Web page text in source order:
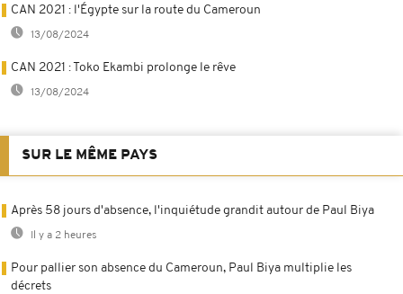
CAN 2021 : l'Égypte sur la route du Cameroun
13/08/2024
CAN 2021 : Toko Ekambi prolonge le rêve
13/08/2024
SUR LE MÊME PAYS
Après 58 jours d'absence, l'inquiétude grandit autour de Paul Biya
Il y a 2 heures
Pour pallier son absence du Cameroun, Paul Biya multiplie les
décrets